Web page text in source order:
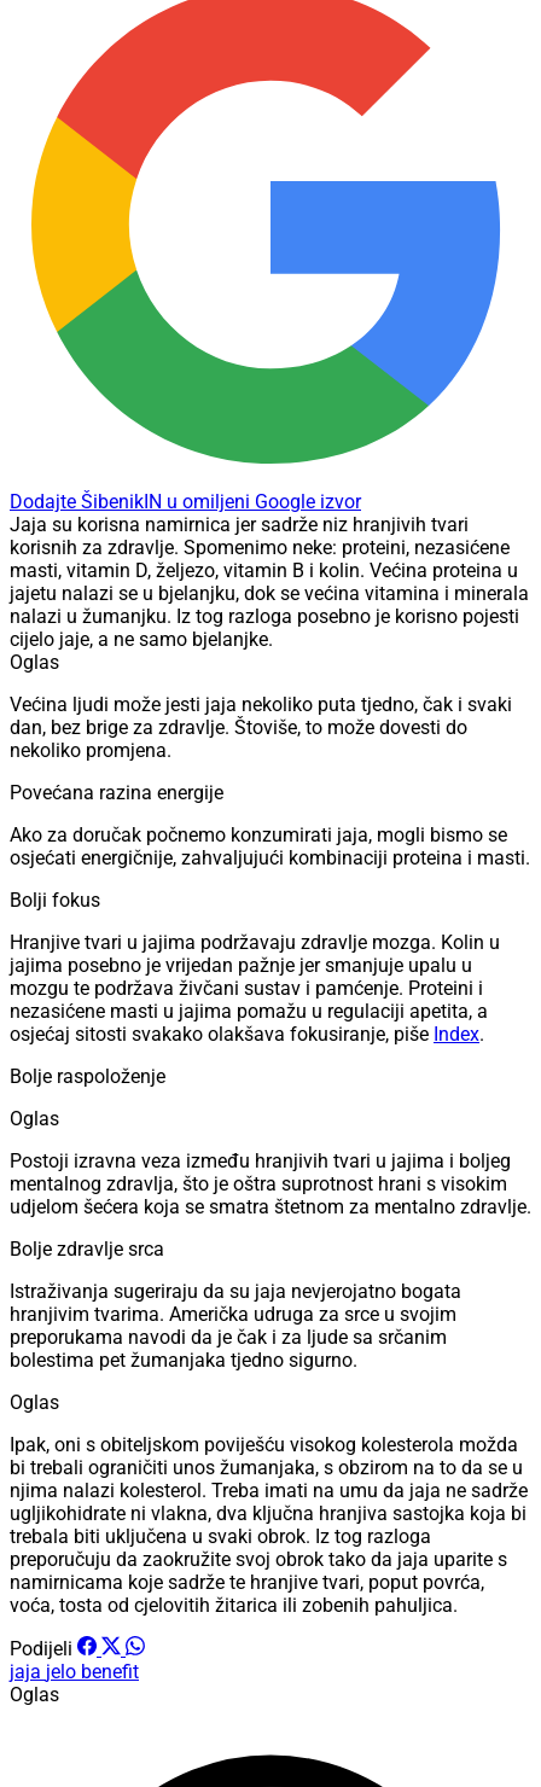
Dodajte ŠibenikIN u omiljeni Google izvor
Jaja su korisna namirnica jer sadrže niz hranjivih tvari
korisnih za zdravlje. Spomenimo neke: proteini, nezasićene
masti, vitamin D, željezo, vitamin B i kolin. Većina proteina u
jajetu nalazi se u bjelanjku, dok se većina vitamina i minerala
nalazi u žumanjku. Iz tog razloga posebno je korisno pojesti
cijelo jaje, a ne samo bjelanjke.
Oglas
Većina ljudi može jesti jaja nekoliko puta tjedno, čak i svaki
dan, bez brige za zdravlje. Štoviše, to može dovesti do
nekoliko promjena.
Povećana razina energije
Ako za doručak počnemo konzumirati jaja, mogli bismo se
osjećati energičnije, zahvaljujući kombinaciji proteina i masti.
Bolji fokus
Hranjive tvari u jajima podržavaju zdravlje mozga. Kolin u
jajima posebno je vrijedan pažnje jer smanjuje upalu u
mozgu te podržava živčani sustav i pamćenje. Proteini i
nezasićene masti u jajima pomažu u regulaciji apetita, a
osjećaj sitosti svakako olakšava fokusiranje, piše Index.
Bolje raspoloženje
Oglas
Postoji izravna veza između hranjivih tvari u jajima i boljeg
mentalnog zdravlja, što je oštra suprotnost hrani s visokim
udjelom šećera koja se smatra štetnom za mentalno zdravlje.
Bolje zdravlje srca
Istraživanja sugeriraju da su jaja nevjerojatno bogata
hranjivim tvarima. Američka udruga za srce u svojim
preporukama navodi da je čak i za ljude sa srčanim
bolestima pet žumanjaka tjedno sigurno.
Oglas
Ipak, oni s obiteljskom poviješću visokog kolesterola možda
bi trebali ograničiti unos žumanjaka, s obzirom na to da se u
njima nalazi kolesterol. Treba imati na umu da jaja ne sadrže
ugljikohidrate ni vlakna, dva ključna hranjiva sastojka koja bi
trebala biti uključena u svaki obrok. Iz tog razloga
preporučuju da zaokružite svoj obrok tako da jaja uparite s
namirnicama koje sadrže te hranjive tvari, poput povrća,
voća, tosta od cjelovitih žitarica ili zobenih pahuljica.
Podijeli
jaja jelo benefit
Oglas